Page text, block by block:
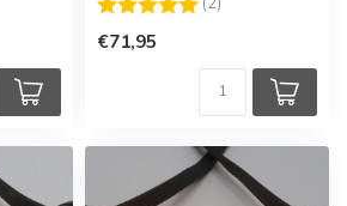
€71,95